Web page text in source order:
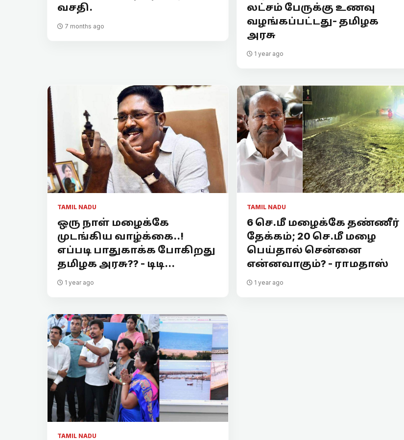
வசதி.
7 months ago
லட்சம் பேருக்கு உணவு
வழங்கப்பட்டது- தமிழக
அரசு
1 year ago
TAMIL NADU
ஒரு நாள் மழைக்கே
முடங்கிய வாழ்க்கை..!
எப்படி பாதுகாக்க போகிறது
தமிழக அரசு?? - டிடி...
1 year ago
TAMIL NADU
6 செ.மீ மழைக்கே தண்ணீர்
தேக்கம்; 20 செ.மீ மழை
பெய்தால் சென்னை
என்னவாகும்? - ராமதாஸ்
1 year ago
TAMIL NADU